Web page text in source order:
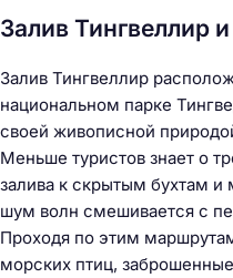
Залив Тингвеллир
Залив Тингвеллир
национальном парке
своей живописной
Меньше туристов знает о
залива к скрытым бухтам и
шум волн смешивается с
Проходя по этим
морских птиц,